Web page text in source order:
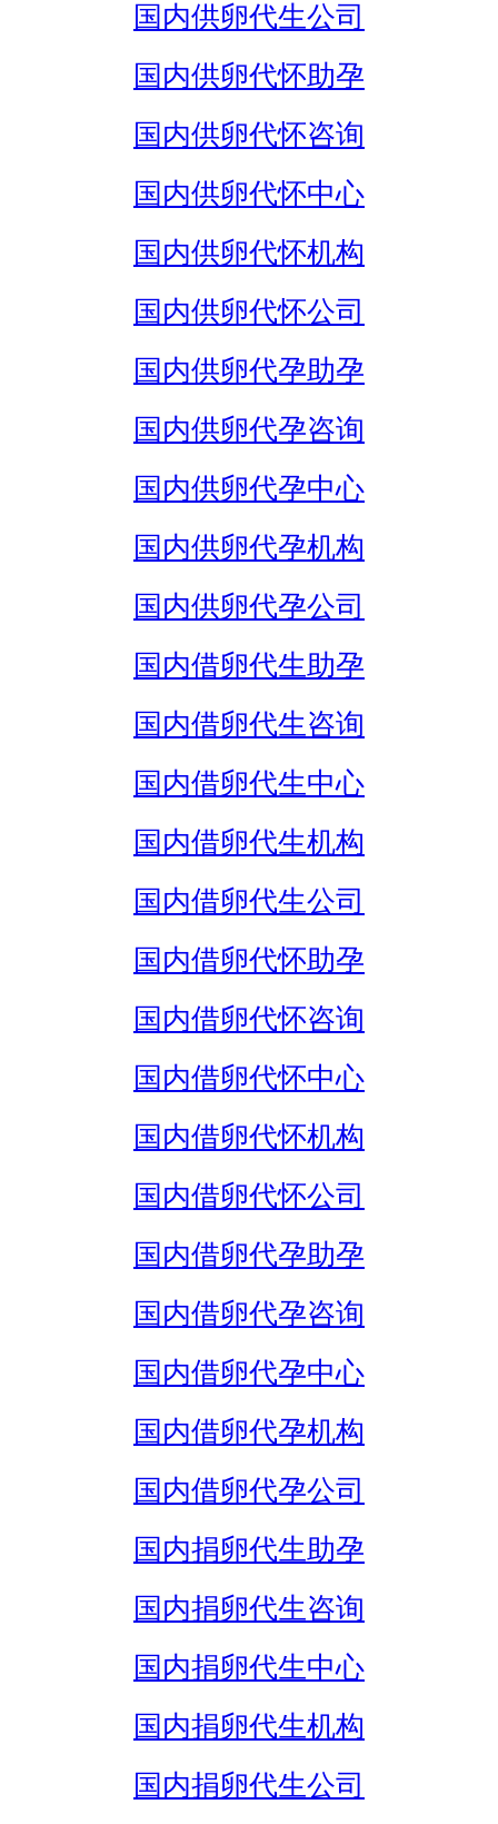
国内供卵代生公司
国内供卵代怀助孕
国内供卵代怀咨询
国内供卵代怀中心
国内供卵代怀机构
国内供卵代怀公司
国内供卵代孕助孕
国内供卵代孕咨询
国内供卵代孕中心
国内供卵代孕机构
国内供卵代孕公司
国内借卵代生助孕
国内借卵代生咨询
国内借卵代生中心
国内借卵代生机构
国内借卵代生公司
国内借卵代怀助孕
国内借卵代怀咨询
国内借卵代怀中心
国内借卵代怀机构
国内借卵代怀公司
国内借卵代孕助孕
国内借卵代孕咨询
国内借卵代孕中心
国内借卵代孕机构
国内借卵代孕公司
国内捐卵代生助孕
国内捐卵代生咨询
国内捐卵代生中心
国内捐卵代生机构
国内捐卵代生公司